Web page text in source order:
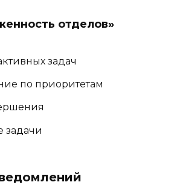
отделов»
задач
по приоритетам
задачи